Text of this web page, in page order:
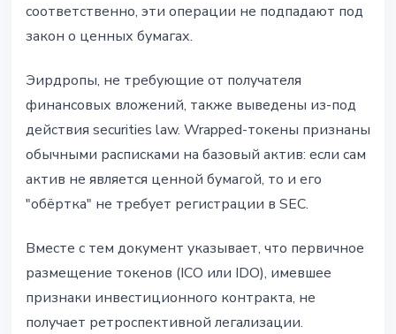
соответственно, эти операции не подпадают под
закон о ценных бумагах.
Эирдропы, не требующие от получателя
финансовых вложений, также выведены из-под
действия securities law. Wrapped-токены признаны
обычными расписками на базовый актив: если сам
актив не является ценной бумагой, то и его
"обёртка" не требует регистрации в SEC.
Вместе с тем документ указывает, что первичное
размещение токенов (ICO или IDO), имевшее
признаки инвестиционного контракта, не
получает ретроспективной легализации.